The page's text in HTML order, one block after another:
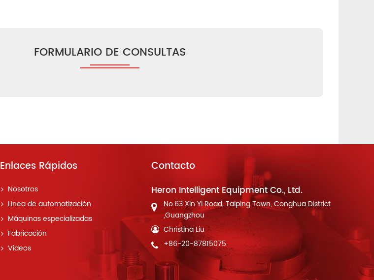
FORMULARIO DE CONSULTAS
Enlaces Rápidos
Nosotros
Línea de automatización
Máquinas especializadas
Fabricación
Videos
Contacto
Heron Intelligent Equipment Co., Ltd.
No.63 Xin Yi Road, Taiping Town, Conghua District
,Guangzhou
Christina Liu
+86-20-87815075